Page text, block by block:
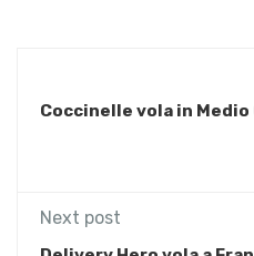
Coccinelle vola in
Next post